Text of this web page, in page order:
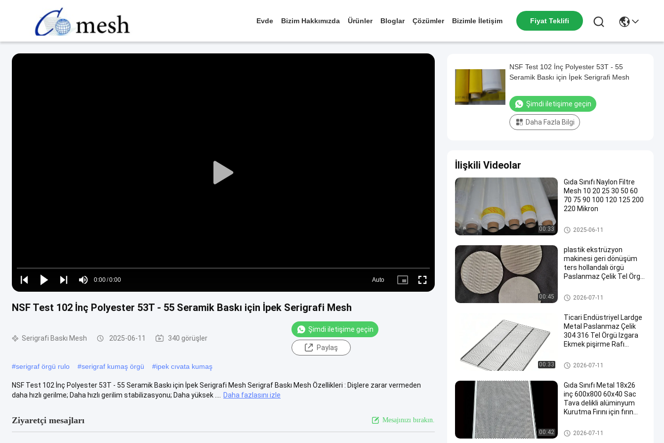
Evde Bizim Hakkımızda Ürünler Bloglar Çözümler Bizimle İletişim Fiyat Teklifi
Play
Play
Play
Play
Mute
Time
0:00/0:00
Loaded:
0%
Auto
Picture- Fullscreen
NSF Test 102 İnç Polyester 53T - 55 Seramik Baskı için İpek Serigrafi Mesh
Serigrafi Baskı Mesh 2025-06-11 340 görüşler
Şimdi iletişime geçin
Paylaş
#serigraf örgü rulo #serigraf kumaş örgü #ipek cıvata kumaş
NSF Test 102 İnç Polyester 53T - 55 Seramik Baskı için İpek Serigrafi Mesh Serigraf Baskı Mesh Özellikleri : Dişlere zarar vermeden
daha hızlı gerilme; Daha hızlı gerilim stabilizasyonu; Daha yüksek ....
Daha fazlasını izle
Ziyaretçi mesajları Mesajınızı bırakın.
NSF Test 102 İnç Polyester 53T - 55
Seramik Baskı için İpek Serigrafi Mesh
Şimdi iletişime geçin
Daha Fazla Bilgi
İlişkili Videolar
00:33
Gıda Sınıfı Naylon Filtre
Mesh 10 20 25 30 50 60
70 75 90 100 120 125 200
220 Mikron
Naylon filtre Mesh
2025-06-11
00:45
plastik ekstrüzyon
makinesi geri dönüşüm
ters hollandalı örgü
Paslanmaz Çelik Tel Örgü
ekstruder ekran filtreleri
Paslanmaz Çelik Hasır
2026-07-11
00:33
Ticari Endüstriyel Lardge
Metal Paslanmaz Çelik
304 316 Tel Örgü Izgara
Ekmek pişirme Rafı
rafı
Hasır Tepsi
2026-07-11
00:42
Gıda Sınıfı Metal 18x26
inç 600x800 60x40 Sac
Tava delikli alüminyum
Kurutma Fırını için fırın
Hasır Tepsi
2026-07-11